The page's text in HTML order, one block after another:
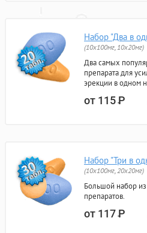
Набор "Два в
(10x100мг, 10x20мг)
Два самых
препарата для
эрекции в одном
от 115Р
Набор "Три в
(10x100мг, 20x20мг)
Большой набор
препаратов.
от 117Р